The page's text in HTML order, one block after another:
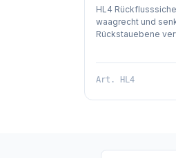
HL4
waagrecht und
Rückstauebene
Art. HL4